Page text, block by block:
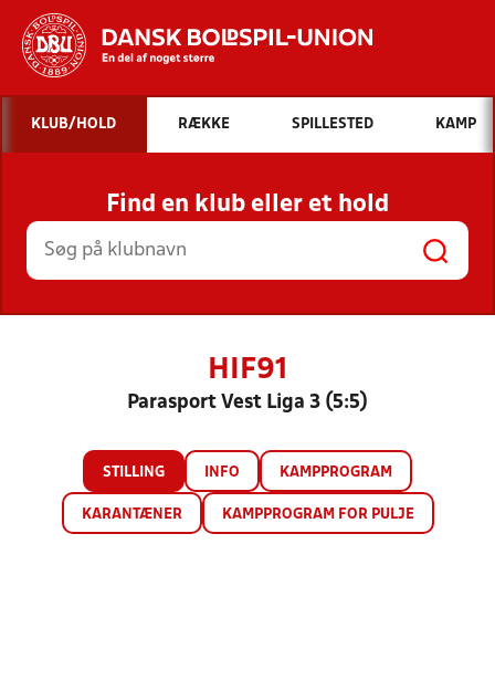
Hvad vil du søge efter?
INDHOLD OG NYHEDER
STILLINGER, RESULTATER, KLUBBER OG
HOLD
KLUB/HOLD RÆKKE SPILLESTED KAMP
Find en klub eller et hold
HIF91
Parasport Vest Liga 3 (5:5)
STILLING INFO KAMPPROGRAM
KARANTÆNER KAMPPROGRAM FOR PULJE